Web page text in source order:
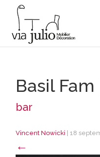
Basil Fam
bar
Vincent Nowicki 18
←